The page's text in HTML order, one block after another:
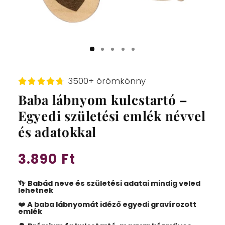
3500+ örömkönny
Baba lábnyom kulcstartó –
Egyedi születési emlék névvel
és adatokkal
Normál
3.890 Ft
👣 Babád neve és születési adatai mindig veled
lehetnek
❤️ A baba lábnyomát idéző egyedi gravírozott
emlék